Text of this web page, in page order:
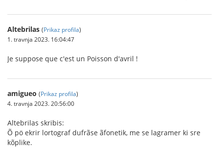
Altebrilas (Prikaz profila)
1. travnja 2023. 16:04:47
Je suppose que c'est un Poisson d'avril !
amigueo (Prikaz profila)
4. travnja 2023. 20:56:00
Altebrilas skribis:
Õ pö ekrir lortograf dufrãse ãfonetik, me se lagramer ki sre
kõplike.